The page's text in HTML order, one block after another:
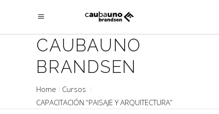
CAUBAUNO
BRANDSEN
Home
Cursos
CAPACITACIÓN “PAISAJE Y ARQUITECTURA”